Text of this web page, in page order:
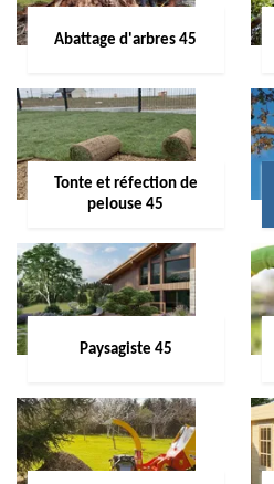
Abattage d'arbres 45
Tonte et réfection de
pelouse 45
Paysagiste 45